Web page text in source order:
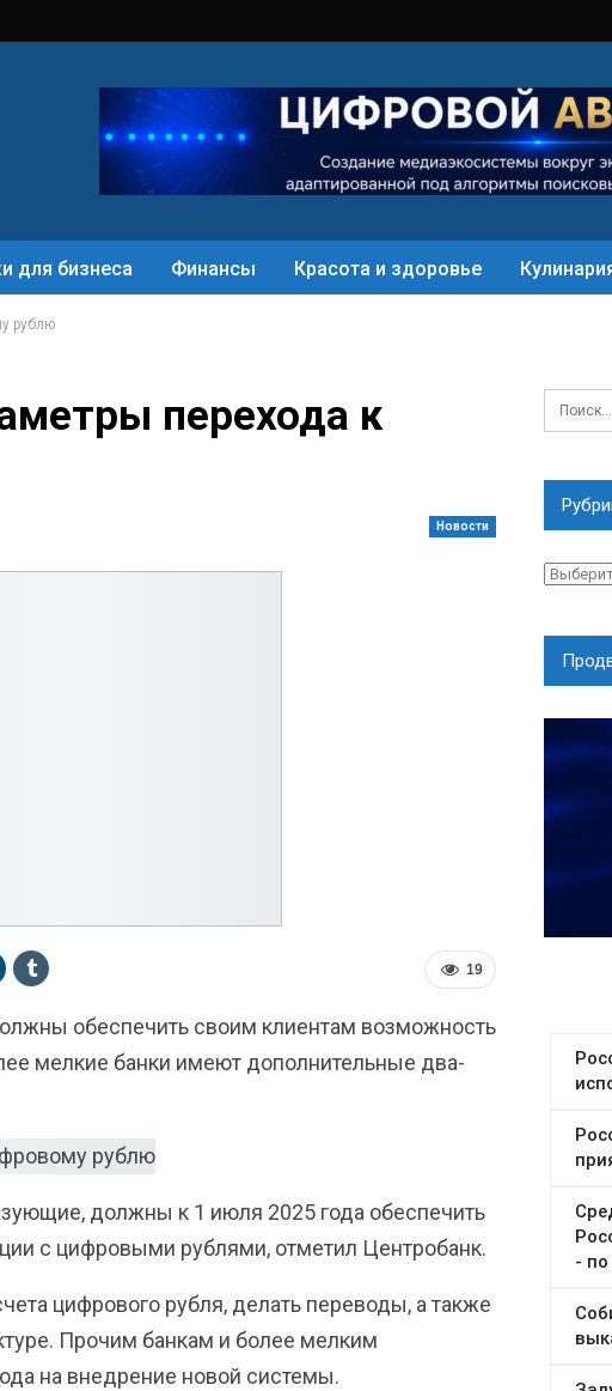
для бизнеса Финансы Красота и здоровье
рублю
перехода к
Новости
19
обеспечить своим клиентам возможность
мелкие банки имеют дополнительные два-
должны к 1 июля 2025 года обеспечить
с цифровыми рублями, отметил Центробанк.
цифрового рубля, делать переводы, а также
Прочим банкам и более мелким
на внедрение новой системы.
Рубрики